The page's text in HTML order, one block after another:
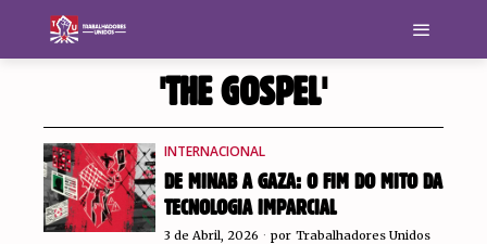
'THE GOSPEL'
INTERNACIONAL
DE MINAB A GAZA: O FIM DO MITO DA
TECNOLOGIA IMPARCIAL
3 de Abril, 2026 por Trabalhadores Unidos